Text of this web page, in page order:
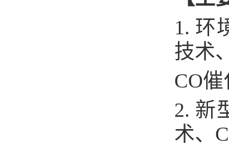
1. 环
技术
CO催
2. 新
术、